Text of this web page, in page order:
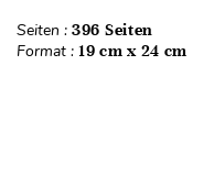
Seiten : 396 Seiten
Format : 19 cm x 24 cm